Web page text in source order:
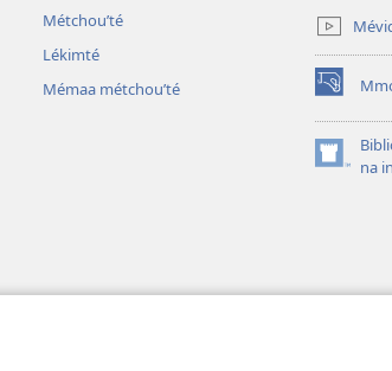
Métchouʼté
Lékimté
Mémaa métchouʼté
new
window)
(opens
new
window)
na
(opens